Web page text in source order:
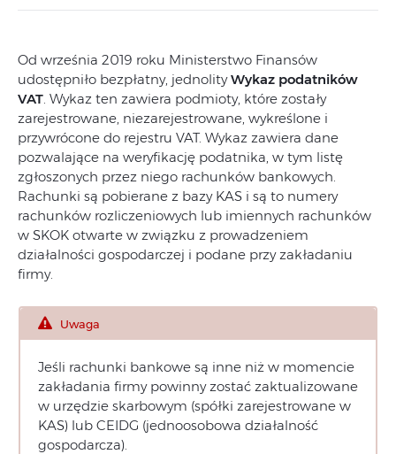
Od września 2019 roku Ministerstwo Finansów
udostępniło bezpłatny, jednolityWykaz podatników
VAT. Wykaz ten zawiera podmioty, które zostały
zarejestrowane, niezarejestrowane, wykreślone i
przywrócone do rejestru VAT. Wykaz zawiera dane
pozwalające na weryfikację podatnika, w tym listę
zgłoszonych przez niego rachunków bankowych.
Rachunki są pobierane z bazy KAS i są to numery
rachunków rozliczeniowych lub imiennych rachunków
w SKOK otwarte w związku z prowadzeniem
działalności gospodarczej i podane przy zakładaniu
firmy.
Uwaga
Jeśli rachunki bankowe są inne niż w momencie
zakładania firmy powinny zostać zaktualizowane
w urzędzie skarbowym (spółki zarejestrowane w
KAS) lub CEIDG (jednoosobowa działalność
gospodarcza).